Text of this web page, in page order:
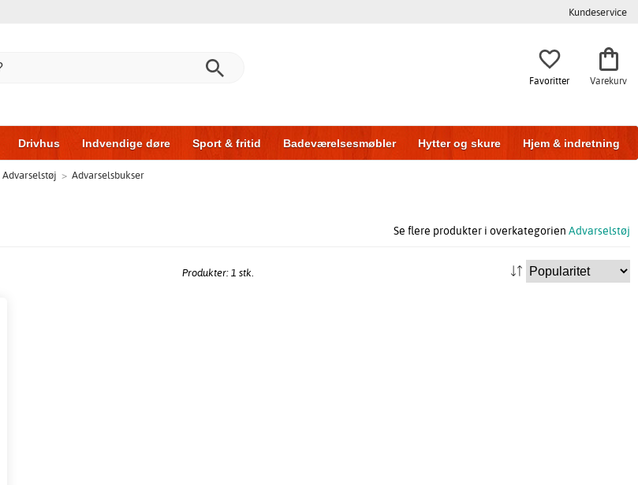
Kundeservice
Favoritter Varekurv
Drivhus Indvendige døre Sport & fritid Badeværelsesmøbler Hytter og skure Hjem & indretning
Hus & byg Opbevaring
Advarselstøj > Advarselsbukser
Se flere produkter i overkategorien Advarselstøj
Produkter: 1 stk.